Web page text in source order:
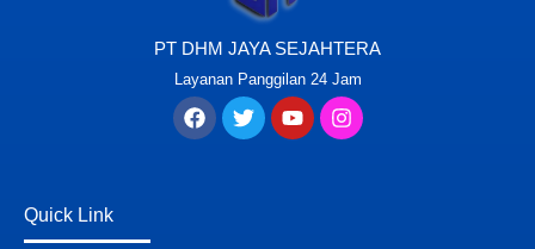
PT DHM JAYA SEJAHTERA
Layanan Panggilan 24 Jam
Quick Link